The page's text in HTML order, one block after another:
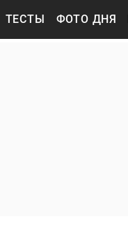
ТЕСТЫ ФОТО ДНЯ